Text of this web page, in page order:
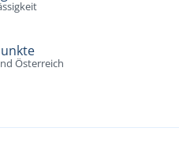
Österreich